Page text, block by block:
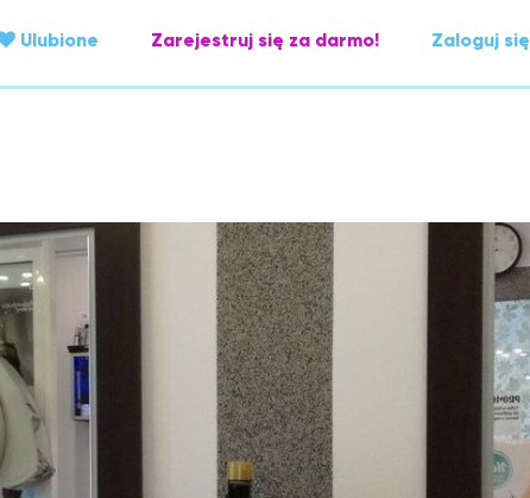
Ulubione Zarejestruj się za darmo! Zaloguj się